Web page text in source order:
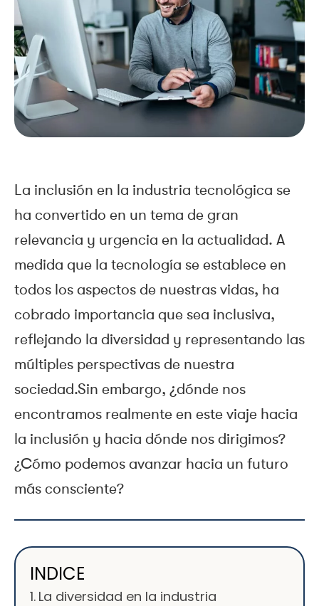
La inclusión en la industria tecnológica se
ha convertido en un tema de gran
relevancia y urgencia en la actualidad. A
medida que la tecnología se establece en
todos los aspectos de nuestras vidas, ha
cobrado importancia que sea inclusiva,
reflejando la diversidad y representando las
múltiples perspectivas de nuestra
sociedad.Sin embargo, ¿dónde nos
encontramos realmente en este viaje hacia
la inclusión y hacia dónde nos dirigimos?
¿Cómo podemos avanzar hacia un futuro
más consciente?
INDICE
La diversidad en la industria